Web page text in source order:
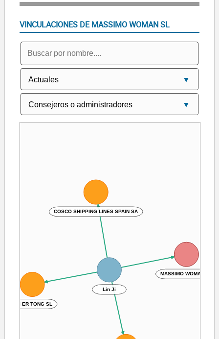
VINCULACIONES DE MASSIMO WOMAN SL
MASSIMO WOMAN SL
Lin Ji
COSCO SHIPPING LINES SPAIN SA
HUI ER TONG SL